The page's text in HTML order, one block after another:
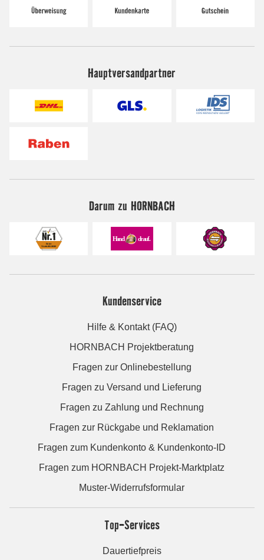
Hauptversandpartner
Darum zu HORNBACH
Kundenservice
Hilfe & Kontakt (FAQ)
HORNBACH Projektberatung
Fragen zur Onlinebestellung
Fragen zu Versand und Lieferung
Fragen zu Zahlung und Rechnung
Fragen zur Rückgabe und Reklamation
Fragen zum Kundenkonto & Kundenkonto-ID
Fragen zum HORNBACH Projekt-Marktplatz
Muster-Widerrufsformular
Top-Services
Dauertiefpreis